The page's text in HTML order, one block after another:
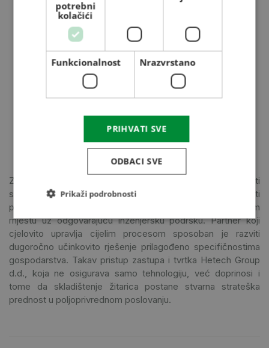
Zato je tijekom realizacije investicije od posebne važnosti
stručna podrška. Iskustvo pokazuje da se najbolji rezultati
postižu kada se projektiranje i izvedba odvijaju na jednom
mjestu uz odgovarajuću inženjersku podršku. Partner koji
cjelovito upravlja cijelim procesom sposoban je razviti
dugoročno učinkovito rješenje prilagođeno specifičnostima
gospodarstva. Takav pristup zastupa i tvrtka Hetech Group
d.d., koja ne osigurava samo tehnologiju, već doprinosi i
tome da skladištenje žitarica postane stvarna strateška
prednost u poljoprivrednom poslovanju.
potrebni
kolačići
Funkcionalnost Nrazvrstano
PRIHVATI SVE
ODBACI SVE
Prikaži podrobnosti